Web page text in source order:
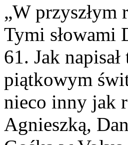
„W
Tymi słowami
61. Jak
piątkowym
nieco inny jak
Agnieszką,